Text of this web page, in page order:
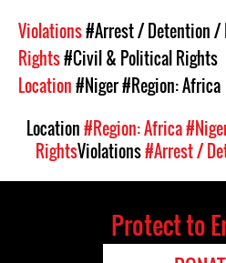
Violations#Arrest / Detention /
Rights#Civil & Political Rights
Location#Niger#Region: Africa
Location#Region: Africa
RightsViolations#Arrest /
Protect to